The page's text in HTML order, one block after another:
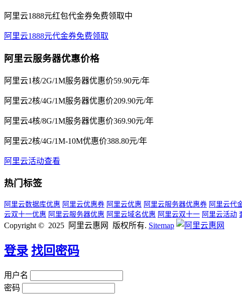
阿里云1888元红包代金券免费领取中
阿里云1888元代金券免费领取
阿里云服务器优惠价格
阿里云1核/2G/1M服务器优惠价59.90元/年
阿里云2核/4G/1M服务器优惠价209.90元/年
阿里云4核/8G/1M服务器优惠价369.90元/年
阿里云2核/4G/1M-10M优惠价388.80元/年
阿里云活动查看
热门标签
阿里云数据库优惠 阿里云优惠券 阿里云优惠 阿里云服务器优惠券 阿里云代
云双十一优惠 阿里云服务器优惠 阿里云域名优惠 阿里云双十一 阿里云活动
Copyright © 2025 阿里云惠网 版权所有. Sitemap
登录 找回密码
用户名
密码